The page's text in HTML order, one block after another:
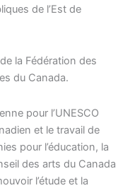
de l’Est de
la Fédération des
du Canada.
pour l’UNESCO
et le travail de
pour l’éducation, la
des arts du Canada
l’étude et la